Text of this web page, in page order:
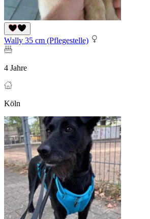
Wally 35 cm (Pflegestelle)
4 Jahre
Köln